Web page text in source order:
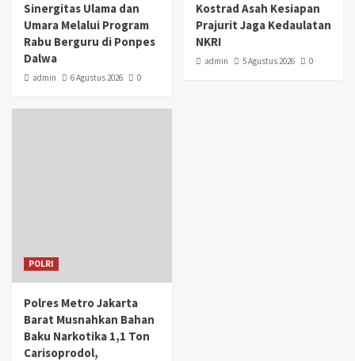
Sinergitas Ulama dan
Umara Melalui Program
Rabu Berguru di Ponpes
Dalwa
admin 6 Agustus 2026 0
Kostrad Asah Kesiapan
Prajurit Jaga Kedaulatan
NKRI
admin 5 Agustus 2026 0
POLRI
Polres Metro Jakarta
Barat Musnahkan Bahan
Baku Narkotika 1,1 Ton
Carisoprodol,